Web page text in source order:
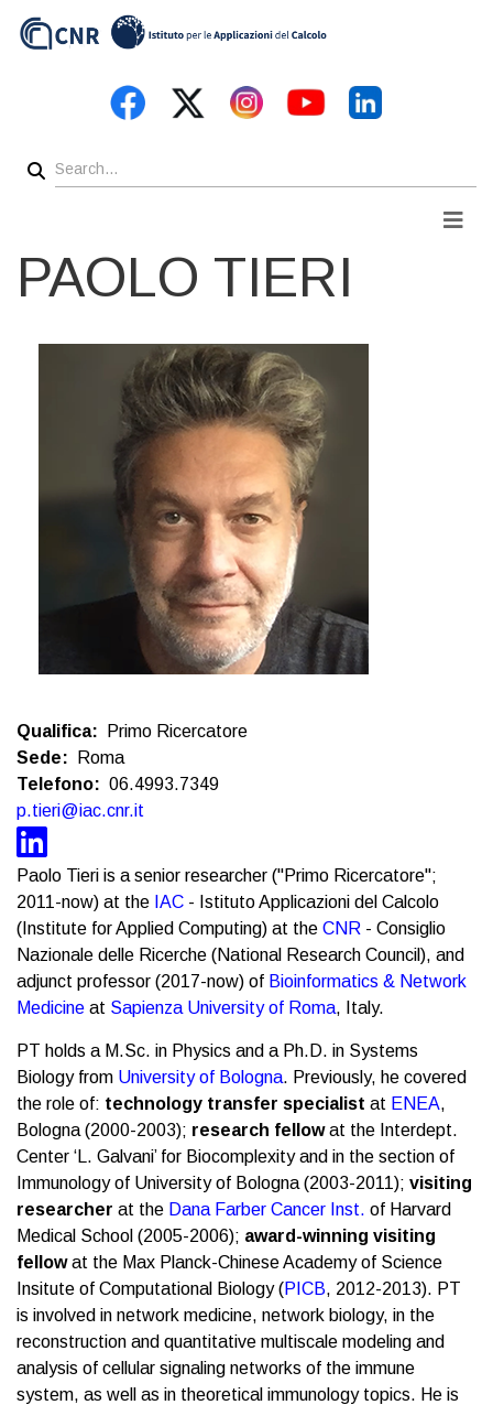
Search
PAOLO TIERI
Qualifica
Primo Ricercatore
Sede
Roma
Telefono
06.4993.7349
p.tieri@iac.cnr.it
Paolo Tieri is a senior researcher ("Primo Ricercatore";
2011-now) at the IAC - Istituto Applicazioni del Calcolo
(Institute for Applied Computing) at the CNR - Consiglio
Nazionale delle Ricerche (National Research Council), and
adjunct professor (2017-now) of Bioinformatics & Network
Medicine at Sapienza University of Roma, Italy.
PT holds a M.Sc. in Physics and a Ph.D. in Systems
Biology from University of Bologna. Previously, he covered
the role of: technology transfer specialist at ENEA,
Bologna (2000-2003); research fellowat the Interdept.
Center ‘L. Galvani’ for Biocomplexity and in the section of
Immunology of University of Bologna (2003-2011); visiting
researcher at the Dana Farber Cancer Inst. of Harvard
Medical School (2005-2006); award-winning visiting
fellowat the Max Planck-Chinese Academy of Science
Insitute of Computational Biology (PICB, 2012-2013). PT
is involved in network medicine, network biology, in the
reconstruction and quantitative multiscale modeling and
analysis of cellular signaling networks of the immune
system, as well as in theoretical immunology topics. He is